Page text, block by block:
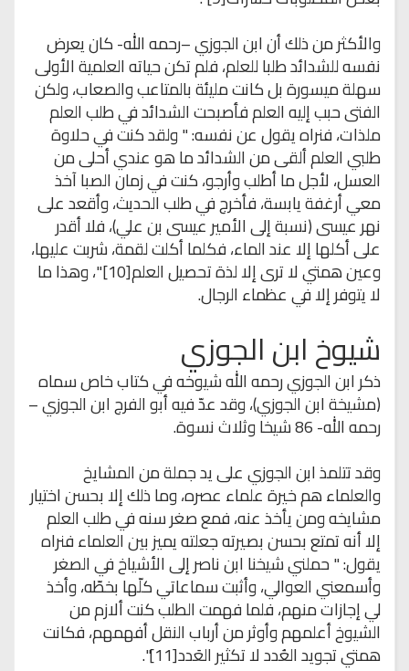
والأكثر من ذلك أن ابن الجوزي –رحمه الله- كان يعرض
نفسه للشدائد طلبا للعلم، فلم تكن حياته العلمية الأولى
سهلة ميسورة بل كانت مليئة بالمتاعب والصعاب، ولكن
الفتى حبب إليه العلم فأصبحت الشدائد في طلب العلم
ملذات، فنراه يقول عن نفسه: " ولقد كنت في حلاوة
طلبي العلم ألقى من الشدائد ما هو عندي أحلى من
العسل، لأجل ما أطلب وأرجو، كنت في زمان الصبا آخذ
معي أرغفة يابسة، فأخرج في طلب الحديث، وأقعد على
نهر عيسى (نسبة إلى الأمير عيسى بن علي)، فلا أقدر
على أكلها إلا عند الماء، فكلما أكلت لقمة، شربت عليها،
وعين همتي لا ترى إلا لذة تحصيل العلم[10]"، وهذا ما
لا يتوفر إلا في عظماء الرجال.
شيوخ ابن الجوزي
ذكر ابن الجوزي رحمه الله شيوخه في كتاب خاص سماه
(مشيخة ابن الجوزي)، وقد عدّ فيه أبو الفرج ابن الجوزي –
رحمه الله- 86 شيخا وثلاث نسوة.
وقد تتلمذ ابن الجوزي على يد جملة من المشايخ
والعلماء هم خيرة علماء عصره، وما ذلك إلا بحسن اختيار
مشايخه ومن يأخذ عنه، فمع صغر سنه في طلب العلم
إلا أنه تمتع بحسن بصيرته جعلته يميز بين العلماء فنراه
يقول: " حملني شيخنا ابن ناصر إلى الأشياخ في الصغر
وأسمعني العوالي، وأثبت سماعاتي كلّها بخطّه، وأخذ
لي إجازات منهم، فلما فهمت الطلب كنت ألازم من
الشيوخ أعلمهم وأوثر من أرباب النقل أفهمهم، فكانت
همتي تجويد العُدد لا تكثير العَدد[11]".